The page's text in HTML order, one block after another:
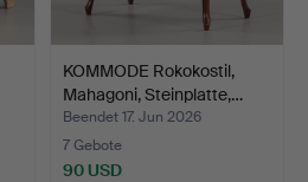
KOMMODE Rokokostil,
Mahagoni, Steinplatte,…
Beendet 17. Jun 2026
7 Gebote
90 USD